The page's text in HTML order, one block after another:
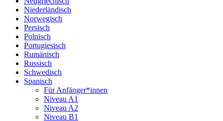
Niederländisch
Norwegisch
Persisch
Polnisch
Portugiesisch
Rumänisch
Russisch
Schwedisch
Spanisch
Für Anfänger*innen
Niveau A1
Niveau A2
Niveau B1